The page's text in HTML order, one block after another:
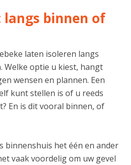
langs binnen of
laten isoleren langs
Welke optie u kiest, hangt
wensen en plannen. Een
kunt stellen is of u reeds
En is dit vooral binnen, of
binnenshuis het één en ander
vaak voordelig om uw gevel